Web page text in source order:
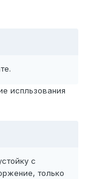
испльзования
с
только